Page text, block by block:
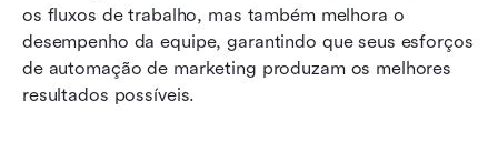
os fluxos de trabalho, mas também melhora o
desempenho da equipe, garantindo que seus esforços
de automação de marketing produzam os melhores
resultados possíveis.